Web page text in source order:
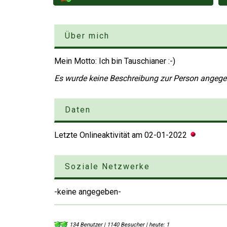
Über mich
Mein Motto: Ich bin Tauschianer :-)
Es wurde keine Beschreibung zur Person
Daten
Letzte Onlineaktivität am 02-01-2022
Soziale Netzwerke
-keine angegeben-
134 Benutzer | 1140 Besucher | heute: 1